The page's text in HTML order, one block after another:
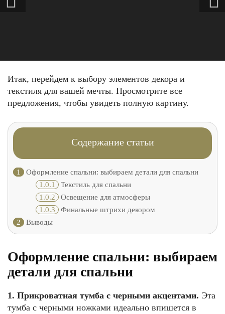
Итак, перейдем к выбору элементов декора и
текстиля для вашей мечты. Просмотрите все
предложения, чтобы увидеть полную картину.
Содержание статьи
1
Оформление cпальни: выбираем детали для спальни
1.0.1
Текстиль для спальни
1.0.2
Освещение для атмосферы
1.0.3
Финальные штрихи декором
2
Выводы
Оформление cпальни: выбираем
детали для спальни
1. Прикроватная тумба с черными акцентами. Эта
тумба с черными ножками идеально впишется в